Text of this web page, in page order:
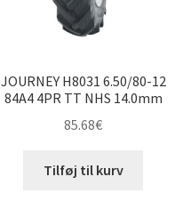
JOURNEY H8031 6.50/80-12
84A4 4PR TT NHS 14.0mm
85.68€
Tilføj til kurv